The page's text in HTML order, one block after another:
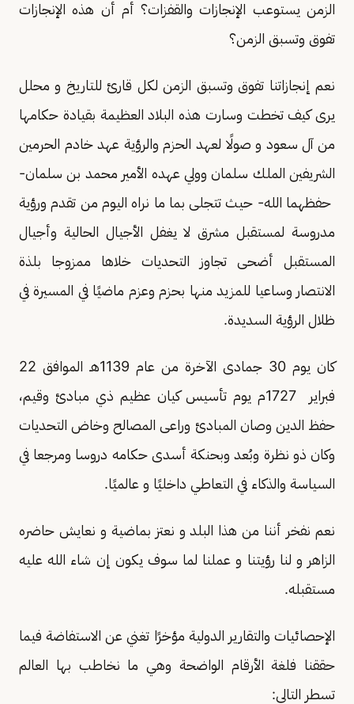
الزمن يستوعب الإنجازات والقفزات؟ أم أن هذه الإنجازات
تفوق وتسبق الزمن؟
نعم إنجازاتنا تفوق وتسبق الزمن لكل قارئ للتاريخ و محلل
يرى كيف تخطت وسارت هذه البلاد العظيمة بقيادة حكامها
من آل سعود و صولًا لعهد الحزم والرؤية عهد خادم الحرمين
الشريفين الملك سلمان وولي عهده الأمير محمد بن سلمان-
حفظهما الله- حيث تتجلى بما ما نراه اليوم من تقدم ورؤية
مدروسة لمستقبل مشرق لا يغفل الأجيال الحالية وأجيال
المستقبل أضحى تجاوز التحديات خلاها ممزوجا بلذة
الانتصار وساعيا للمزيد منها بحزم وعزم ماضيًا في المسيرة في
ظلال الرؤية السديدة.
كان يوم 30 جمادى الآخرة من عام 1139هـ الموافق 22
فبراير 1727م يوم تأسيس كيان عظيم ذي مبادئ وقيم،
حفظ الدين وصان المبادئ وراعى المصالح وخاض التحديات
وكان ذو نظرة وبُعد وبحنكة أسدى حكامه دروسا ومرجعا في
السياسة والذكاء في التعاطي داخليًا و عالميًا.
نعم نفخر أننا من هذا البلد و نعتز بماضية و نعايش حاضره
الزاهر و لنا رؤيتنا و عملنا لما سوف يكون إن شاء الله عليه
مستقبله.
الإحصائيات والتقارير الدولية مؤخرًا تغني عن الاستفاضة فيما
حققنا فلغة الأرقام الواضحة وهي ما نخاطب بها العالم
تسطر التالي: